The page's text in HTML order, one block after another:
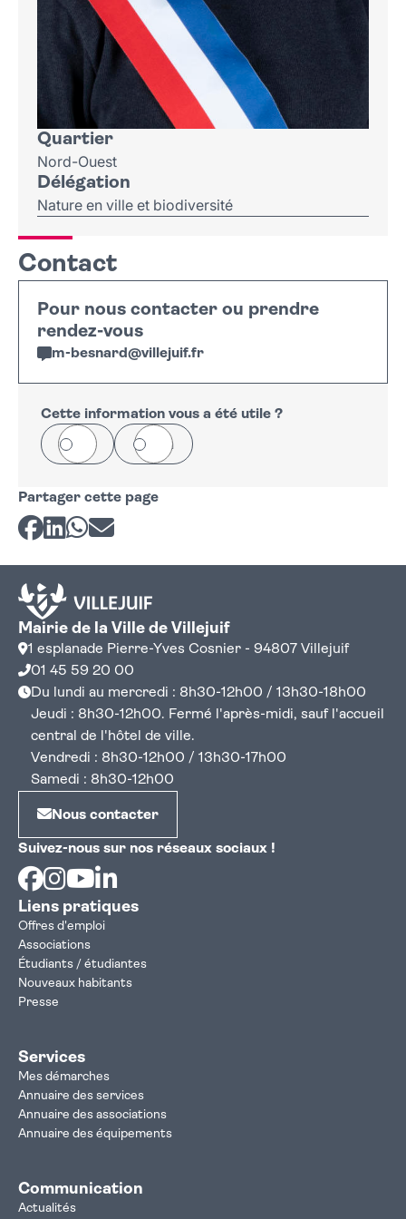
Quartier
Nord-Ouest
Délégation
Nature en ville et biodiversité
Contact
Pour nous contacter ou prendre
rendez-vous
m-besnard@villejuif.fr
Cette information vous a été utile ?
Oui Non
Partager cette page
Partager sur Facebook
Partager sur LinkedIn
Partager sur Whatsapp
Partager par courriel
Mairie de la Ville de Villejuif
1 esplanade Pierre-Yves Cosnier - 94807 Villejuif
01 45 59 20 00
Du lundi au mercredi : 8h30-12h00 / 13h30-18h00
Jeudi : 8h30-12h00. Fermé l'après-midi, sauf l'accueil
central de l'hôtel de ville.
Vendredi : 8h30-12h00 / 13h30-17h00
Samedi : 8h30-12h00
Nous contacter
Suivez-nous sur nos réseaux sociaux !
Facebook
Instagram
Youtube
Liens pratiques
Offres d'emploi
Associations
Étudiants / étudiantes
Nouveaux habitants
Presse
Services
Mes démarches
Annuaire des services
Annuaire des associations
Annuaire des équipements
Communication
Actualités